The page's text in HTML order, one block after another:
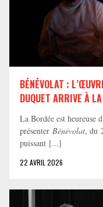
BÉNÉVOLAT :
DUQUET ARRIVE À
La Bordée est heureuse
présenter Bénévolat, du
puissant [...]
22 AVRIL 2026